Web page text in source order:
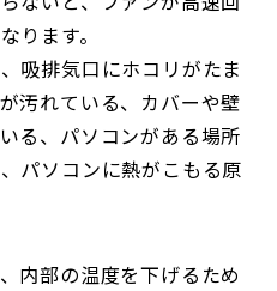
ります。
吸排気口にホコリがたま
汚れている、カバーや壁
る、パソコンがある場所
パソコンに熱がこもる原
内部の温度を下げるため